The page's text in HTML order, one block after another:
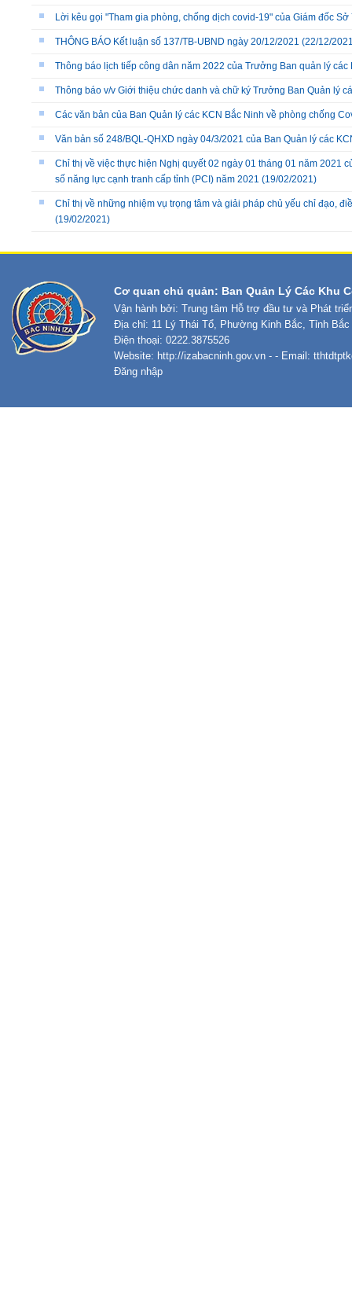
Lời kêu gọi "Tham gia phòng, chống dịch covid-19" của Giám đốc Sở
THÔNG BÁO Kết luận số 137/TB-UBND ngày 20/12/2021 (22/12/
Thông báo lịch tiếp công dân năm 2022 của Trưởng Ban quản lý các
Thông báo v/v Giới thiệu chức danh và chữ ký Trưởng Ban Quản lý
Các văn bản của Ban Quản lý các KCN Bắc Ninh về phòng chống
Văn bản số 248/BQL-QHXD ngày 04/3/2021 của Ban Quản lý các
Chỉ thị về việc thực hiện Nghị quyết 02 ngày 01 tháng 01 năm 2021
số năng lực cạnh tranh cấp tỉnh (PCI) năm 2021 (19/02/2021)
Chỉ thị về những nhiệm vụ trọng tâm và giải pháp chủ yếu chỉ đạo,
(19/02/2021)
Cơ quan chủ quản: Ban Quản Lý Các Khu
Vận hành bởi: Trung tâm Hỗ trợ đầu tư và Phát
Địa chỉ: 11 Lý Thái Tổ, Phường Kinh Bắc, Tỉnh Bắc
Điện thoại: 0222.3875526
Website: http://izabacninh.gov.vn - - Email:
Đăng nhập